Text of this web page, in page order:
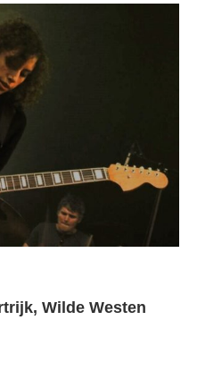
Wilde Westen